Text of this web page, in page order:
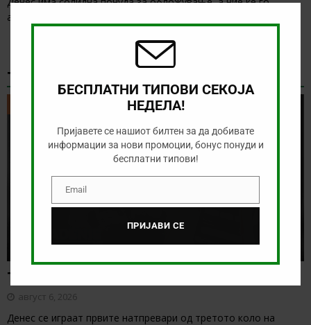
анализираме дуелот од Конференциската лига
ТИКЕТ НА ДЕНОТ
Тикет на денот (четврток, 06.08.2026)
август 6, 2026
Денес се играат првите натпревари од третото коло на
БЕСПЛАТНИ ТИПОВИ СЕКОЈА
НЕДЕЛА!
Пријавете се нашиот билтен за да добивате
информации за нови промоции, бонус понуди и
бесплатни типови!
EmailEmail
ПРИЈАВИ СЕ